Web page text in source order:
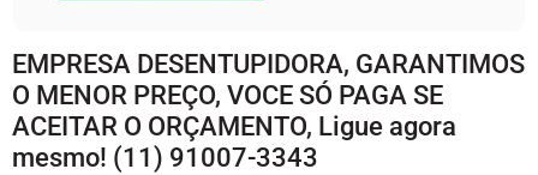
EMPRESA DESENTUPIDORA, GARANTIMOS
O MENOR PREÇO, VOCE SÓ PAGA SE
ACEITAR O ORÇAMENTO, Ligue agora
mesmo! (11) 91007-3343